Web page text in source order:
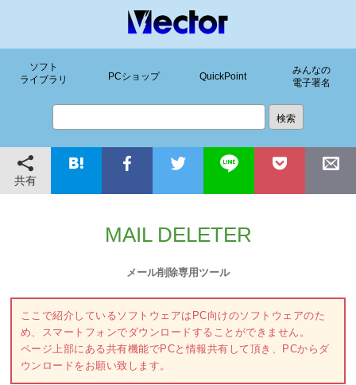
ソフト
ライブラリ
PCショップ QuickPoint
みんなの
電子署名
共有
MAIL DELETER
メール削除専用ツール
ここで紹介しているソフトウェアはPC向けのソフトウェアのた
め、スマートフォンでダウンロードすることができません。
ページ上部にある共有機能でPCと情報共有して頂き、PCからダ
ウンロードをお願い致します。